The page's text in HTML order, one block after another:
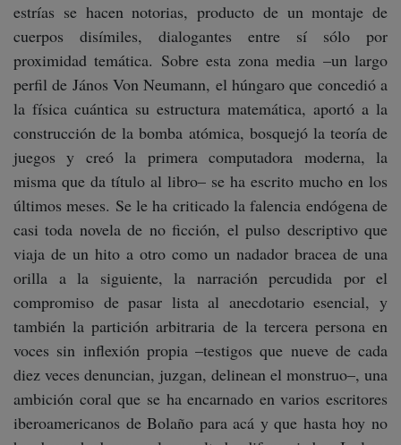
estrías se hacen notorias, producto de un montaje de
cuerpos disímiles, dialogantes entre sí sólo por
proximidad temática. Sobre esta zona media –un largo
perfil de János Von Neumann, el húngaro que concedió a
la física cuántica su estructura matemática, aportó a la
construcción de la bomba atómica, bosquejó la teoría de
juegos y creó la primera computadora moderna, la
misma que da título al libro– se ha escrito mucho en los
últimos meses. Se le ha criticado la falencia endógena de
casi toda novela de no ficción, el pulso descriptivo que
viaja de un hito a otro como un nadador bracea de una
orilla a la siguiente, la narración percudida por el
compromiso de pasar lista al anecdotario esencial, y
también la partición arbitraria de la tercera persona en
voces sin inflexión propia –testigos que nueve de cada
diez veces denuncian, juzgan, delinean el monstruo–, una
ambición coral que se ha encarnado en varios escritores
iberoamericanos de Bolaño para acá y que hasta hoy no